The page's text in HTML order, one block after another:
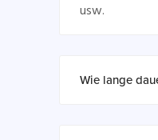
usw.
Wie lange